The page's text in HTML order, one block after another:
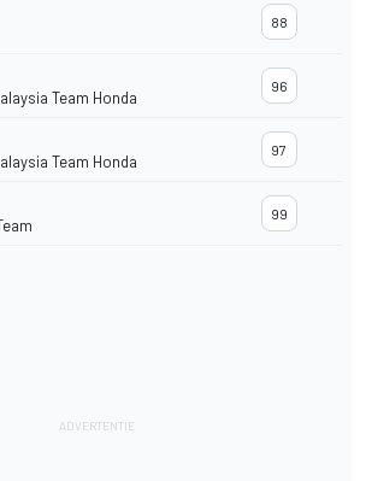
88
Team Honda
96
Team Honda
97
99